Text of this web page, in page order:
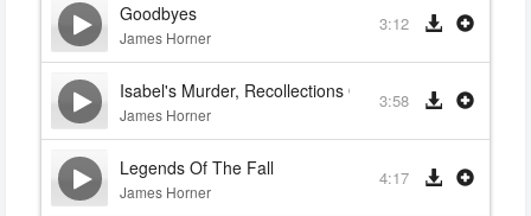
Goodbyes
James Horner
3:12
Isabel's Murder, Recollections Of Samuel
James Horner
3:58
Legends Of The Fall
James Horner
4:17